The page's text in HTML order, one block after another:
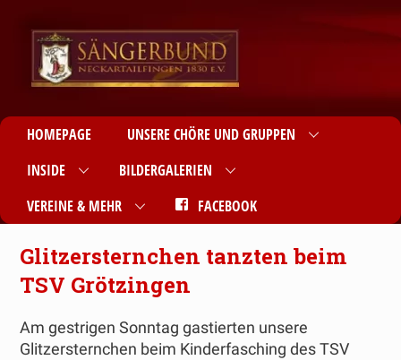
HOMEPAGE
UNSERE CHÖRE UND GRUPPEN
INSIDE
BILDERGALERIEN
VEREINE & MEHR
FACEBOOK
Glitzersternchen tanzten beim
TSV Grötzingen
Am gestrigen Sonntag gastierten unsere
Glitzersternchen beim Kinderfasching des TSV